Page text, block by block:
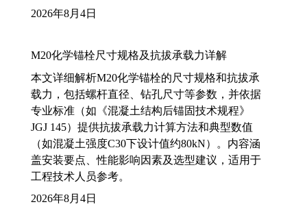
2026年8月4日
M20化学锚栓尺寸规格及抗拔承载力详解
本文详细解析M20化学锚栓的尺寸规格和抗拔承
载力，包括螺杆直径、钻孔尺寸等参数，并依据
专业标准（如《混凝土结构后锚固技术规程》
JGJ 145）提供抗拔承载力计算方法和典型数值
（如混凝土强度C30下设计值约80kN）。内容涵
盖安装要点、性能影响因素及选型建议，适用于
工程技术人员参考。
2026年8月4日